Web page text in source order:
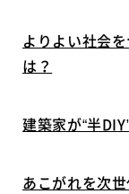
よりよい社会
は？
建築家が“半
あこがれを次